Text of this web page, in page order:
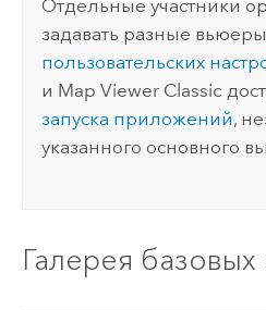
Отдельные участники
задавать разные
пользовательских
и Map Viewer Classic
запуска приложений,
указанного основного
Галерея базовых